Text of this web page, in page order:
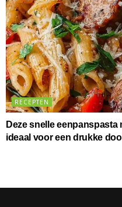
RECEPTEN
Deze snelle
ideaal voor een drukke